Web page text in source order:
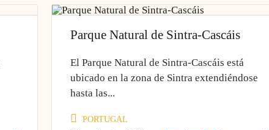
Parque Natural de Sintra-Cascáis
El Parque Natural de Sintra-Cascáis está
ubicado en la zona de Sintra extendiéndose
hasta las...
PORTUGAL